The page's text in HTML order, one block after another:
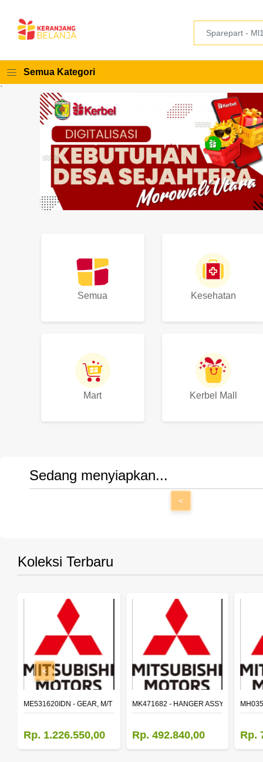
Semua Kategori
`
Semua Kesehatan
Mart Kerbel Mall
Sedang menyiapkan...
<
Koleksi Terbaru
SHAFT 2ND SPEED (M035S5)
ME531620IDN - GEAR, M/T MAIN SHAFT REVERSE
Rp. 1.226.550,00
MK471682 - HANGER ASSY,FR
Rp. 492.840,00 Rp.
<